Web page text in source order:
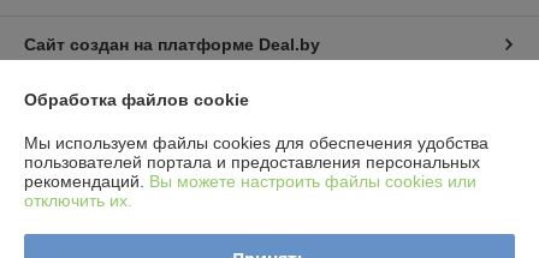
Сайт создан на платформе Deal.by
Юридическое лицо:ИП Пышный Александр Александрович
Минская обл. Пуховичский р-н. п.Дружный ул.Шамановского д.35 кв.56
Обработка файлов cookie
Мы используем файлы cookies для обеспечения удобства
пользователей портала и предоставления персональных
рекомендаций. Вы можете настроить файлы cookies или
отключить их.